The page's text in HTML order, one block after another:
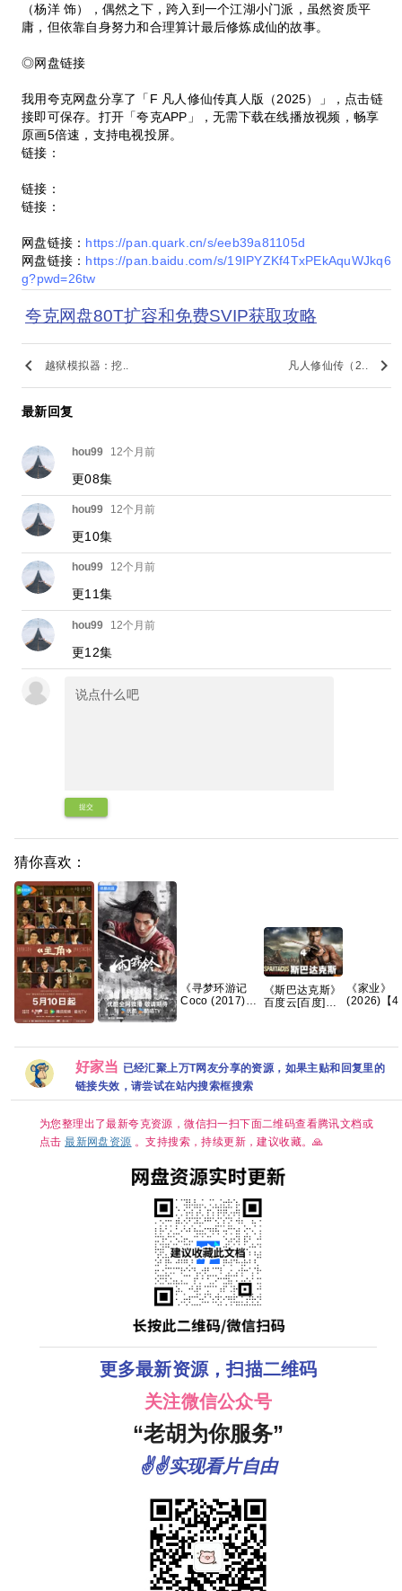
（杨洋 饰），偶然之下，跨入到一个江湖小门派，虽然资质平
庸，但依靠自身努力和合理算计最后修炼成仙的故事。
◎网盘链接
我用夸克网盘分享了「F 凡人修仙传真人版（2025）」，点击链
接即可保存。打开「夸克APP」，无需下载在线播放视频，畅享
原画5倍速，支持电视投屏。
链接：
链接：
链接：
网盘链接： https://pan.quark.cn/s/eeb39a81105d
网盘链接： https://pan.baidu.com/s/19IPYZKf4TxPEkAquWJkq6
g?pwd=26tw
夸克网盘80T扩容和免费SVIP获取攻略
keyboard_arrow_left 越狱模拟器：挖.. 凡人修仙传（2.. keyboard_arrow_right
最新回复
hou99 12个月前
更08集
hou99 12个月前
更10集
hou99 12个月前
更11集
hou99 12个月前
更12集
提交
猜你喜欢：
臻彩- [剧情]张
嘉益/刘浩存/秦
海璐 国语中字
[单集约1GB]
集资源
4K+1080
《寻梦环游记
Coco (2017)》
《斯巴达克斯》
百度云[百度]网
《家业‎》
(2026)【
好家当 已经汇聚上万T网友分享的资源，如果主贴和回复里的
链接失效，请尝试在站内搜索框搜索
为您整理出了最新夸克资源，微信扫一扫下面二维码查看腾讯文档或
点击最新网盘资源 。支持搜索，持续更新，建议收藏。🙏
更多最新资源，扫描二维码
关注微信公众号
“老胡为你服务”
✌✌实现看片自由